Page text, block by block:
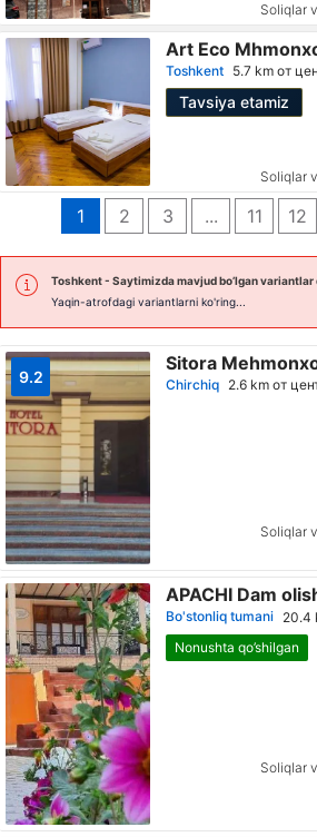
Soliqlar
Art Eco
Toshkent 5.7 km от
Tavsiya etamiz
Soliqlar
1 2 3 ... 11 12
Toshkent- Saytimizda mavjud bo’lgan variantlar
Yaqin-atrofdagi variantlarni ko'ring...
9.2
Sitora
Chirchiq 2.6 km от
Soliqlar
APACHI Dam
Bo'stonliq tumani 20.4
Nonushta qo’shilgan
Soliqlar